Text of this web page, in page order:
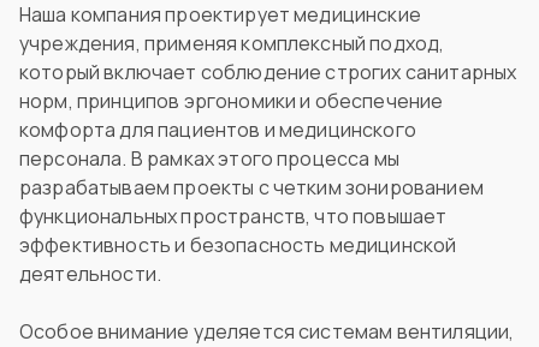
Наша компания проектирует медицинские
учреждения, применяя комплексный подход,
который включает соблюдение строгих санитарных
норм, принципов эргономики и обеспечение
комфорта для пациентов и медицинского
персонала. В рамках этого процесса мы
разрабатываем проекты с четким зонированием
функциональных пространств, что повышает
эффективность и безопасность медицинской
деятельности.
Особое внимание уделяется системам вентиляции,